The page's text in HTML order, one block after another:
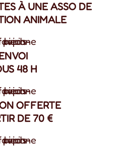
À UNE ASSO DE
ANIMALE
48 H
OFFERTE
DE 70 €